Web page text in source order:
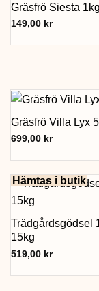
Gräsfrö Siesta 1kg
149,00 kr
Gräsfrö Villa Lyx
699,00 kr
Hämtas i butik
Trädgårdsgödsel
15kg
519,00 kr